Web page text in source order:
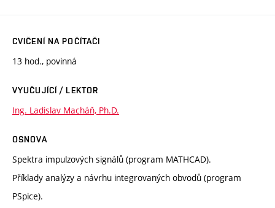
CVIČENÍ NA POČÍTAČI
13 hod., povinná
VYUČUJÍCÍ / LEKTOR
Ing. Ladislav Macháň, Ph.D.
OSNOVA
Spektra impulzových signálů (program MATHCAD).
Příklady analýzy a návrhu integrovaných obvodů (program
PSpice).